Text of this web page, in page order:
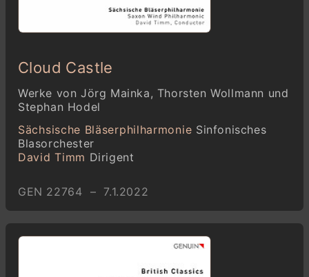
Cloud Castle
Werke von Jörg Mainka, Thorsten Wollmann und
Stephan Hodel
Sächsische Bläserphilharmonie Sinfonisches
Blasorchester
David Timm Dirigent
GEN 22764 – 7.1.2022